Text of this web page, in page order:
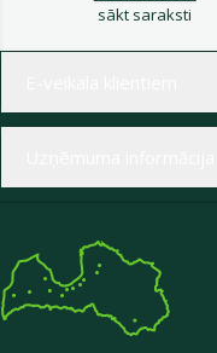
sākt saraksti